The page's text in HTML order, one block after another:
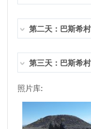
第二天：巴斯希
第三天：巴斯希
照片库: